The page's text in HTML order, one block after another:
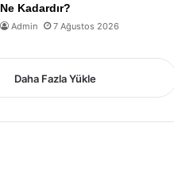
Ne Kadardır?
Admin 7 Ağustos 2026
Daha Fazla Yükle